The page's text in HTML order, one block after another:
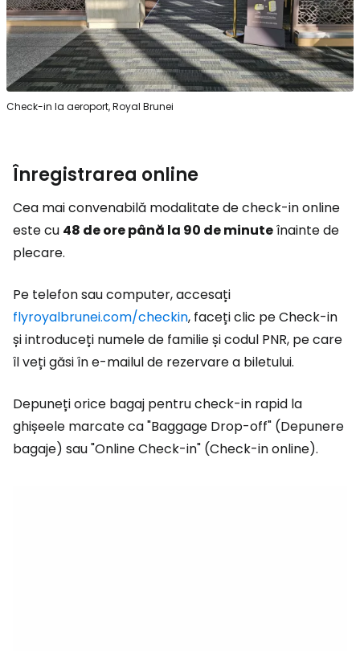
Check-in la aeroport, Royal Brunei
Înregistrarea online
Cea mai convenabilă modalitate de check-in online
este cu 48 de ore până la 90 de minuteînainte de
plecare.
Pe telefon sau computer, accesați
flyroyalbrunei.com/checkin, faceți clic pe Check-in
și introduceți numele de familie și codul PNR, pe care
îl veți găsi în e-mailul de rezervare a biletului.
Depuneți orice bagaj pentru check-in rapid la
ghișeele marcate ca "Baggage Drop-off" (Depunere
bagaje) sau "Online Check-in" (Check-in online).